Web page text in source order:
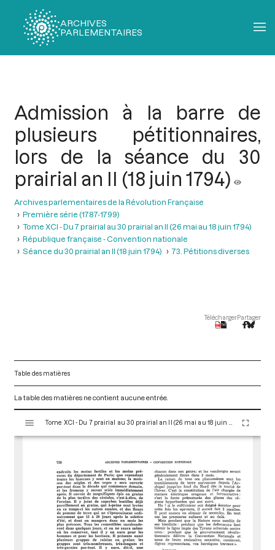
ARCHIVES
PARLEMENTAIRES
Admission à la barre de
plusieurs pétitionnaires,
lors de la séance du 30
prairial an II (18 juin 1794)
Archives parlementaires de la Révolution Française
Première série (1787-1799)
Tome XCI - Du 7 prairial au 30 prairial an II (26 mai au 18 juin 1794)
République française - Convention nationale
Séance du 30 prairial an II (18 juin 1794)
73. Pétitions diverses
TéléchargerPartager
Table des matières
La table des matières ne contient aucune entrée.
s